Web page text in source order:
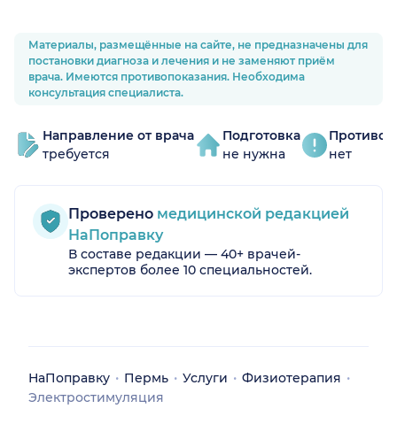
Материалы, размещённые на сайте, не предназначены для
постановки диагноза и лечения и не заменяют приём
врача. Имеются противопоказания. Необходима
консультация специалиста.
Направление от врача
требуется
Подготовка
не нужна
нет
Проверено медицинской редакцией
НаПоправку
В составе редакции — 40+ врачей-
экспертов более 10 специальностей.
НаПоправку Пермь Услуги
Физиотерапия
Электростимуляция